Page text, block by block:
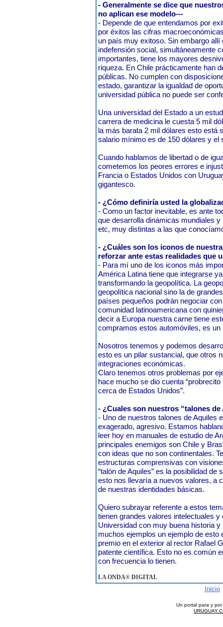
- Generalmente se dice que
no aplican ese modelo---
- Depende de que entendamos por
por éxitos las cifras
un país muy exitoso. Sin embargo
indefensión social, simultáneamente
importantes, tiene los mayores
riqueza. En Chile prácticamente han
públicas. No cumplen con
estado, garantizar la igualdad de
universidad pública no puede ser
Una universidad del Estado a un
carrera de medicina le cuesta 5 mil
la más barata 2 mil dólares esto está
salario mínimo es de 150 dólares y el
Cuando hablamos de libertad o de
cometemos los peores errores e
Francia o Estados Unidos con
gigantesco.
- ¿Cómo definiría usted la
- Como un factor inevitable, es ante
que desarrolla dinámicas mundiales
etc, muy distintas a las que
- ¿Cuáles son los iconos de
reforzar ante estas realidades que
- Para mí uno de los iconos más
América Latina tiene que integrarse
transformando la geopolítica. La
geopolítica nacional sino la de
países pequeños podrán negociar
comunidad latinoamericana con
decir a Europa nuestra carne tiene
compramos estos automóviles, es un
Nosotros tenemos y podemos
esto es un pilar sustancial, que otros
integraciones económicas.
Claro tenemos otros problemas por
hace mucho se dio cuenta
cerca de Estados Unidos”.
- ¿Cuales son nuestros “talones de
- Uno de nuestros talones de Aquiles
exagerado, agresivo. Estamos
leer hoy en manuales de estudio de
principales enemigos son Chile y
con ideas que no son continentales.
estructuras comprensivas con
“talón de Aquiles” es la posibilidad
esto nos llevaría a nuevos valores, a
de nuestras identidades básicas.
Quiero subrayar referente a estos
tienen grandes valores intelectuales
Universidad con muy buena historia
muchos ejemplos un ejemplo de esto
premio en el exterior al rector Rafael
patente científica. Esto no es común
con frecuencia lo tienen.
LA ONDA® DIGITAL
Inicio
Un portal para y